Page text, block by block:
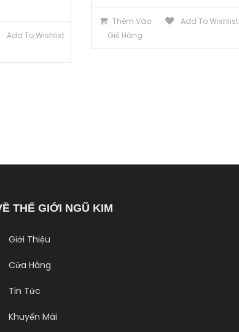
Add To Wishlist
Thêm Vào
Giỏ Hàng
Add To Wishlist
THẾ GIỚI NGŨ KIM
Giới Thiệu
Cửa Hàng
Tin Tức
Khuyến Mãi